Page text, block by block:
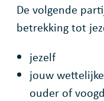
De volgende
betrekking tot
jezelf
jouw
ouder of